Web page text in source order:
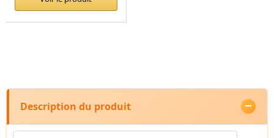
Description du produit